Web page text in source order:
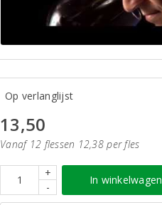
Op verlanglijst
13,50
Vanaf 12 flessen 12,38 per fles
+
-
In winkelwagen